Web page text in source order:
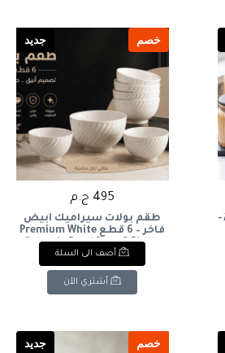
طقم توابل 7قطع عل ستاند 7-
خصم جديد
495 ج.م
طقم بولات سيراميك أبيض
فاخر – 6 قطع Premium White
Ceramic Bowl Set – 6 Pieces
أضف الى السلة
أشتري الآن
خصم جديد